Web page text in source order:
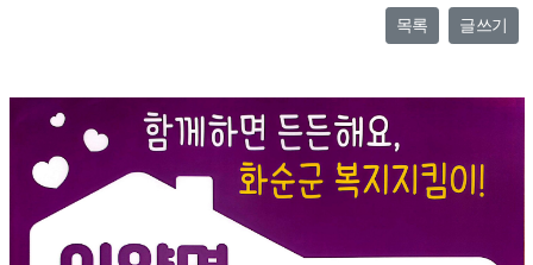
목록 글쓰기